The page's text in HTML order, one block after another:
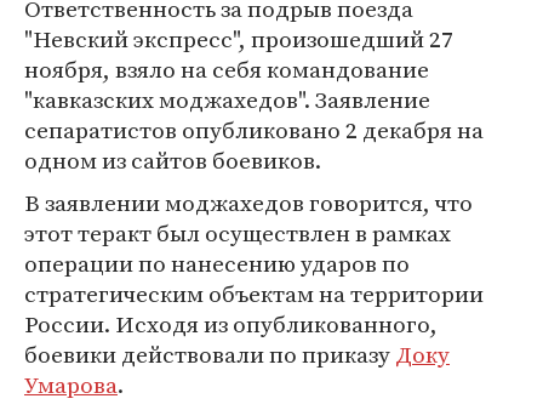
Ответственность за подрыв поезда
"Невский экспресс", произошедший 27
ноября, взяло на себя командование
"кавказских моджахедов". Заявление
сепаратистов опубликовано 2 декабря на
одном из сайтов боевиков.
В заявлении моджахедов говорится, что
этот теракт был осуществлен в рамках
операции по нанесению ударов по
стратегическим объектам на территории
России. Исходя из опубликованного,
боевики действовали по приказуДоку
Умарова.